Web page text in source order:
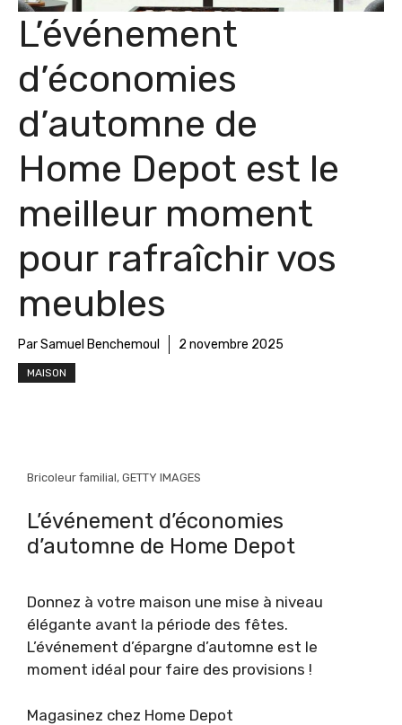
L’événement
d’économies
d’automne de
Home Depot est le
meilleur moment
pour rafraîchir vos
meubles
Par Samuel Benchemoul 2 novembre 2025
MAISON
Bricoleur familial, GETTY IMAGES
L’événement d’économies
d’automne de Home Depot
Donnez à votre maison une mise à niveau
élégante avant la période des fêtes.
L’événement d’épargne d’automne est le
moment idéal pour faire des provisions !
Magasinez chez Home Depot